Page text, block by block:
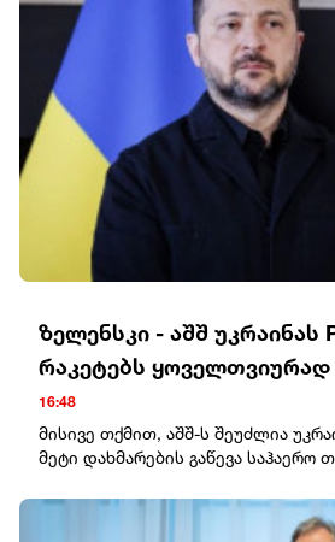
ზელენსკი - აშშ უკრაინას
რაკეტებს ყოველთვიურად
ჩვენ შეთანხმება გვაქვს
16:48
მისივე თქმით, აშშ-ს შეუძლია
მეტი დახმარების გაწევა საჰაერო
რაკეტებს ყოველთვიურად
გვაქვს“, - განაცხადა